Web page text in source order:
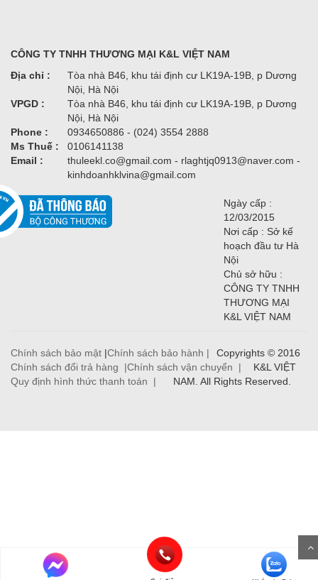
CÔNG TY TNHH THƯƠNG MẠI K&L VIỆT NAM
Địa chỉ :
Tòa nhà B46, khu tái định cư LK19A-19B, p Dương
Nội, Hà Nội
VPGD :
Tòa nhà B46, khu tái định cư LK19A-19B, p Dương
Nội, Hà Nội
Phone :
0934650886 - (024) 3554 2888
Ms Thuế :
0106141138
Email :
thuleekl.co@gmail.com - rlaghtjq0913@naver.com -
kinhdoanhklvina@gmail.com
Ngày cấp :
12/03/2015
Nơi cấp : Sở kế
hoạch đầu tư Hà
Nội
Chủ sở hữu :
CÔNG TY TNHH
THƯƠNG MẠI
K&L VIỆT NAM
Chính sách bảo mật |Chính sách bảo hành |
Chính sách đổi trả hàng |Chính sách vận chuyển |
Quy định hình thức thanh toán |
Copyrights © 2016
K&L VIỆT
NAM. All Rights Reserved.